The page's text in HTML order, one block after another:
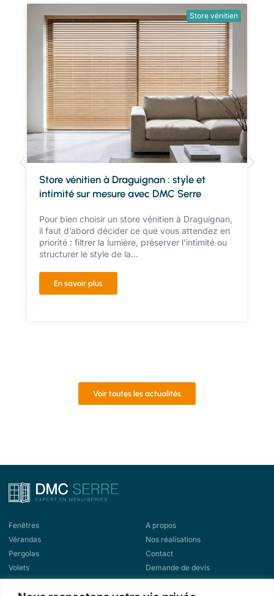
Store vénitien
Store vénitien à Draguignan : style et
intimité sur mesure avec DMC Serre
Pour bien choisir un store vénitien à Draguignan,
il faut d’abord décider ce que vous attendez en
priorité : filtrer la lumière, préserver l’intimité ou
structurer le style de la...
En savoir plus
Voir toutes les actualités
Fenêtres
Vérandas
Pergolas
Volets
Portes d'entrée
A propos
Nos réalisations
Contact
Demande de devis
Demande de rappel